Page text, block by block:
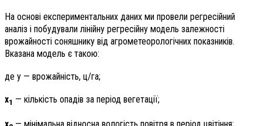
На основі експериментальних даних ми провели регресійний
аналіз і побудували лінійну регресійну модель залежності
врожайності соняшнику від агрометеорологічних показників.
Вказана модель є такою:
де у — врожайність, ц/га;
х1 — кількість опадів за період вегетації;